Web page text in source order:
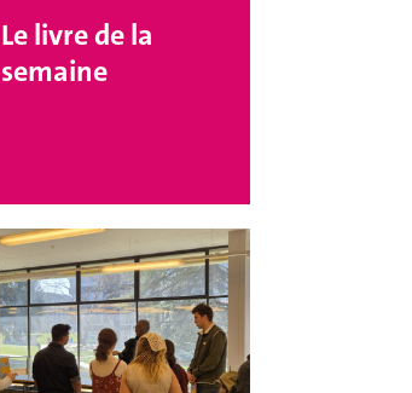
Le livre de la
semaine